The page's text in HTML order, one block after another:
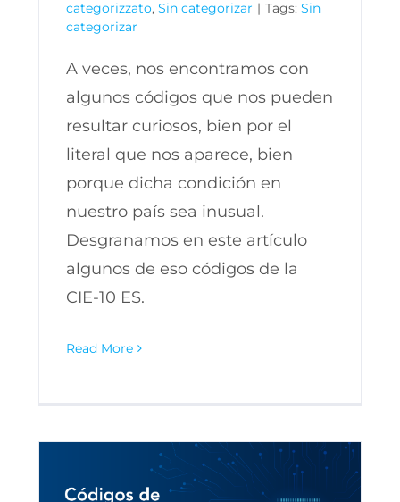
categorizzato, Sin categorizar | Tags: Sin
categorizar
A veces, nos encontramos con
algunos códigos que nos pueden
resultar curiosos, bien por el
literal que nos aparece, bien
porque dicha condición en
nuestro país sea inusual.
Desgranamos en este artículo
algunos de eso códigos de la
CIE-10 ES.
Read More